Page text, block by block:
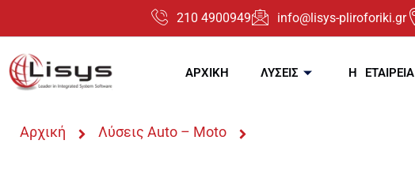
210 4900949 info@lisys-pliroforiki.gr
ΑΡΧΙΚΗ ΛΥΣΕΙΣ Η ΕΤΑΙΡΕΙΑ
Αρχική Λύσεις Auto – Moto